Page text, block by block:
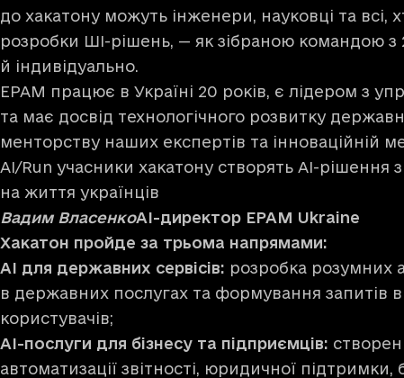
до хакатону можуть інженери, науковці та всі,
розробки ШІ-рішень, — як зібраною командою з
й індивідуально.
EPAM працює в Україні 20 років, є лідером з
та має досвід технологічного розвитку
менторству наших експертів та інноваційній
AI/Run учасники хакатону створять AI-рішення
на життя українців
Вадим ВласенкоAI-директор EPAM Ukraine
Хакатон пройде за трьома напрямами:
AI для державних сервісів: розробка розумних
в державних послугах та формування запитів
користувачів;
AI-послуги для бізнесу та підприємців:
автоматизації звітності, юридичної підтримки,